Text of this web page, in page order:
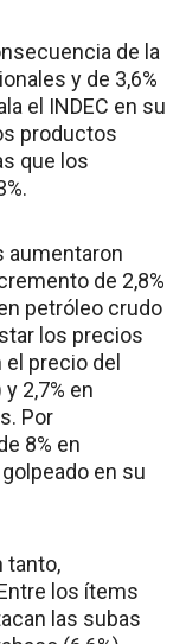
de la
y de 3,6%
el INDEC en su
productos
que los
aumentaron
de 2,8%
petróleo crudo
los precios
precio del
2,7% en
Por
8% en
en su
tanto,
los ítems
las subas